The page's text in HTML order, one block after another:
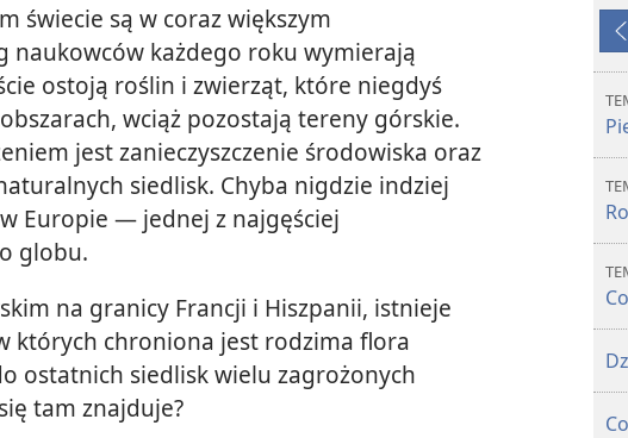
świecie są w coraz większym
naukowców każdego roku wymierają
ostoją roślin i zwierząt, które niegdyś
wciąż pozostają tereny górskie.
jest zanieczyszczenie środowiska oraz
siedlisk. Chyba nigdzie indziej
Europie — jednej z najgęściej
globu.
na granicy Francji i Hiszpanii, istnieje
których chroniona jest rodzima flora
ostatnich siedlisk wielu zagrożonych
tam znajduje?